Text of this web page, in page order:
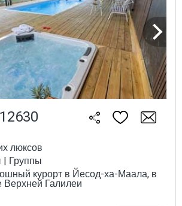
люксов
Группы
курорт в Йесод-ха-Маала, в
Галилеи